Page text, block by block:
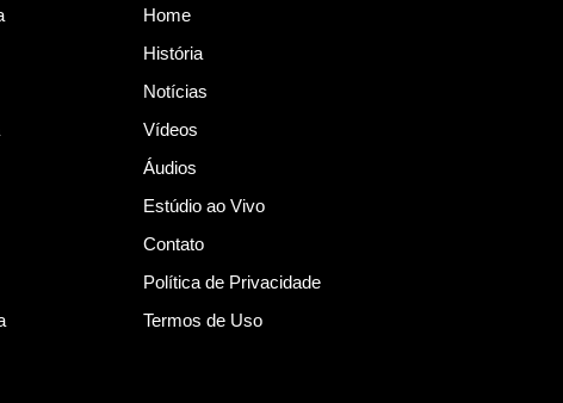
Home
História
Notícias
Vídeos
Áudios
Estúdio ao Vivo
Contato
Política de Privacidade
Termos de Uso